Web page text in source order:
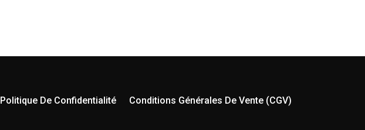
Politique De Confidentialité Conditions Générales De Vente (CGV)